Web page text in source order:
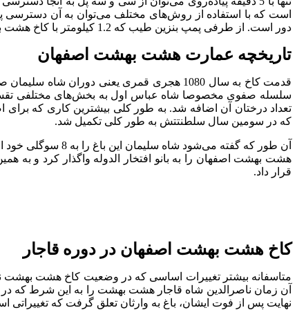
دور است. از طرفی پمپ بنزین طیب که 1.2 کیلومتر با کاخ هشت بهشت فاصله دارد نزدیک‌ترین پمپ بنزین به آن است.
تاریخچه عمارت هشت بهشت اصفهان
قدمت کاخ به سال 1080 هجری قمری یعنی
سلسله صفوی مخصوصا شاه عباس اول به بخش‌های مختلفی تقسیم
تعداد درختان آن اضافه شد. به طور کلی بیشترین کاری که
که در سومین سال سلطنتتش به طور کلی تکمیل شد.
آن طور که گفته
قرار داد.
کاخ هشت بهشت اصفهان در دوره قاجار
متاسفانه بیشتر تغییرات اساسی که در وضعیت کاخ هشت بهشت
آن زمان ناصرالدین شاه قاجار هشت بهشت را به این شرط که در
نهایت پس از فوت ایشان، باغ به وارثان تعلق گرفت که تغییراتی